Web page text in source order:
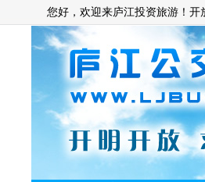
您好，欢迎来庐江投资旅游！开